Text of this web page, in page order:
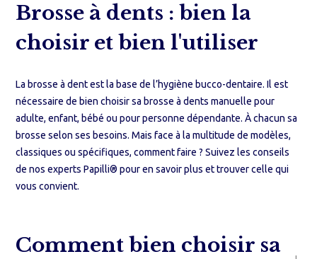
Brosse à dents : bien la
choisir et bien l'utiliser
La brosse à dent est la base de l’hygiène bucco-dentaire. Il est
nécessaire de bien choisir sa brosse à dents manuelle pour
adulte, enfant, bébé ou pour personne dépendante. À chacun sa
brosse selon ses besoins. Mais face à la multitude de modèles,
classiques ou spécifiques, comment faire ? Suivez les conseils
de nos experts Papilli® pour en savoir plus et trouver celle qui
vous convient.
Comment bien choisir sa